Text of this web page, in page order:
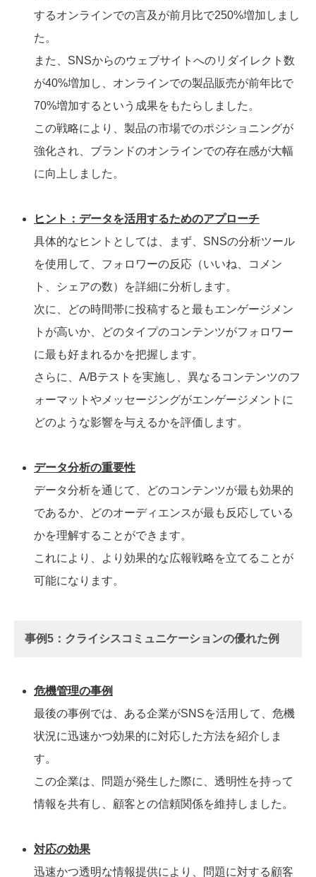
するオンラインでの言及が前月比で250%増加しまし
た。
また、SNSからのウェブサイトへのリダイレクト数
が40%増加し、オンラインでの製品販売が前年比で
70%増加するという成果をもたらしました。
この戦略により、製品の市場でのポジショニングが
強化され、ブランドのオンラインでの存在感が大幅
に向上しました。
ヒント：データを活用するためのアプローチ
具体的なヒントとしては、まず、SNSの分析ツール
を使用して、フォロワーの反応（いいね、コメン
ト、シェアの数）を詳細に分析します。
次に、どの時間帯に投稿すると最もエンゲージメン
トが高いか、どのタイプのコンテンツがフォロワー
に最も好まれるかを把握します。
さらに、A/Bテストを実施し、異なるコンテンツのフ
ォーマットやメッセージングがエンゲージメントに
どのような影響を与えるかを評価します。
データ分析の重要性
データ分析を通じて、どのコンテンツが最も効果的
であるか、どのオーディエンスが最も反応している
かを理解することができます。
これにより、より効果的な広報戦略を立てることが
可能になります。
事例5：クライシスコミュニケーションの優れた例
危機管理の事例
最後の事例では、ある企業がSNSを活用して、危機
状況に迅速かつ効果的に対応した方法を紹介しま
す。
この企業は、問題が発生した際に、透明性を持って
情報を共有し、顧客との信頼関係を維持しました。
対応の効果
迅速かつ透明な情報提供により、問題に対する顧客